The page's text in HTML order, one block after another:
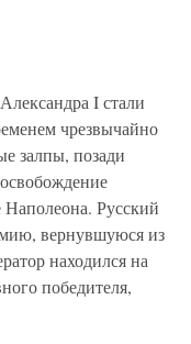
I стали
чрезвычайно
залпы, позади
Русский
вернувшуюся из
находился на
победителя,